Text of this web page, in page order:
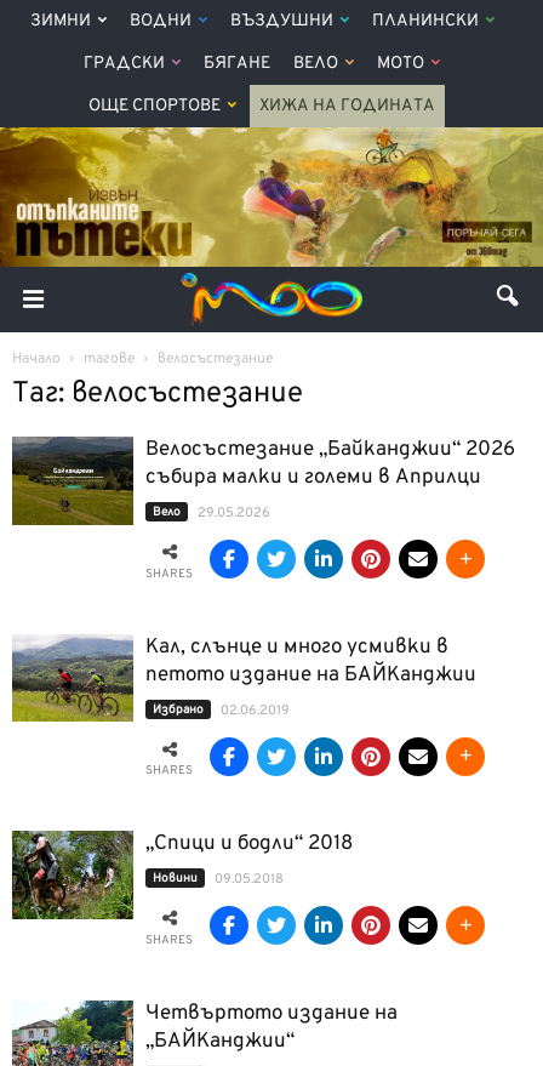
ЗИМНИ ВОДНИ ВЪЗДУШНИ ПЛАНИНСКИ
ГРАДСКИ БЯГАНЕ ВЕЛО МОТО
ОЩЕ СПОРТОВЕ ХИЖА НА ГОДИНАТА
Начало тагове велосъстезание
Таг: велосъстезание
Велосъстезание „Байканджии“ 2026
събира малки и големи в Априлци
Вело 29.05.2026
SHARES
Кал, слънце и много усмивки в
петото издание на БАЙКанджии
Избрано 02.06.2019
SHARES
„Спици и бодли“ 2018
Новини 09.05.2018
SHARES
Четвъртото издание на
„БАЙКанджии“